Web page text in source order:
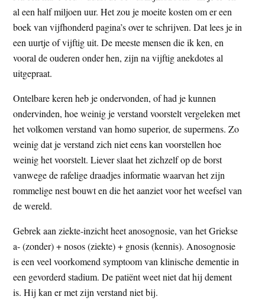
al een half miljoen uur. Het zou je moeite kosten om er een
boek van vijfhonderd pagina’s over te schrijven. Dat lees je in
een uurtje of vijftig uit. De meeste mensen die ik ken, en
vooral de ouderen onder hen, zijn na vijftig anekdotes al
uitgepraat.
Ontelbare keren heb je ondervonden, of had je kunnen
ondervinden, hoe weinig je verstand voorstelt vergeleken met
het volkomen verstand van homo superior, de supermens. Zo
weinig dat je verstand zich niet eens kan voorstellen hoe
weinig het voorstelt. Liever slaat het zichzelf op de borst
vanwege de rafelige draadjes informatie waarvan het zijn
rommelige nest bouwt en die het aanziet voor het weefsel van
de wereld.
Gebrek aan ziekte-inzicht heet anosognosie, van het Griekse
a- (zonder) + nosos (ziekte) + gnosis (kennis). Anosognosie
is een veel voorkomend symptoom van klinische dementie in
een gevorderd stadium. De patiënt weet niet dat hij dement
is. Hij kan er met zijn verstand niet bij.